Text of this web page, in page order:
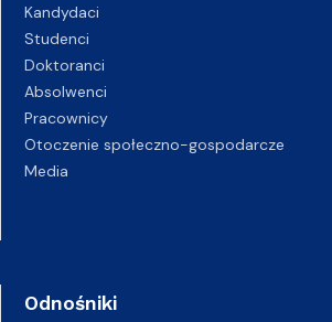
Kandydaci
Studenci
Doktoranci
Absolwenci
Pracownicy
Otoczenie społeczno-gospodarcze
Media
Odnośniki